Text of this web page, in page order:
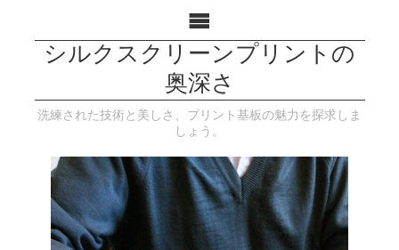
シルクスクリーンプリントの
奥深さ
洗練された技術と美しさ、プリント基板の魅力を探求しま
しょう。